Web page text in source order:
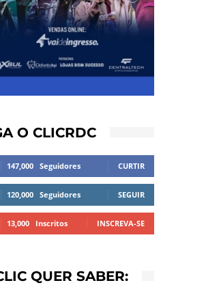
O CLICRDC
147,000 Seguidores CURTIR
120,000 Seguidores SEGUIR
13,000 Inscritos INSCREVA-SE
QUER SABER: